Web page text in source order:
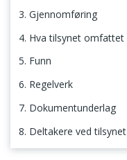
3. Gjennomføring
4. Hva tilsynet omfattet
5. Funn
6. Regelverk
7. Dokumentunderlag
8. Deltakere ved tilsynet